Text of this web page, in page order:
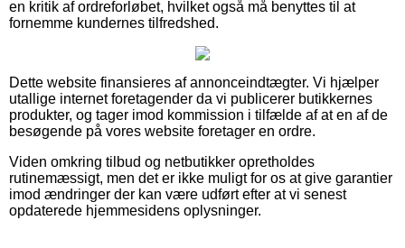
en kritik af ordreforløbet, hvilket også må benyttes til at
fornemme kundernes tilfredshed.
Dette website finansieres af annonceindtægter. Vi hjælper
utallige internet foretagender da vi publicerer butikkernes
produkter, og tager imod kommission i tilfælde af at en af de
besøgende på vores website foretager en ordre.
Viden omkring tilbud og netbutikker opretholdes
rutinemæssigt, men det er ikke muligt for os at give garantier
imod ændringer der kan være udført efter at vi senest
opdaterede hjemmesidens oplysninger.